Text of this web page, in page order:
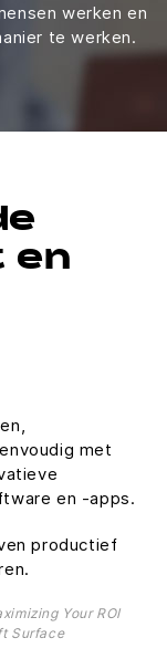
werken en
te werken.
en
met
en -apps.
productief
Your ROI
Surface